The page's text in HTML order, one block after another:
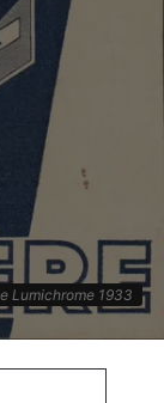
Lumichrome 1933